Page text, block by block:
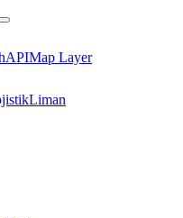
APIMap Layer
Liman